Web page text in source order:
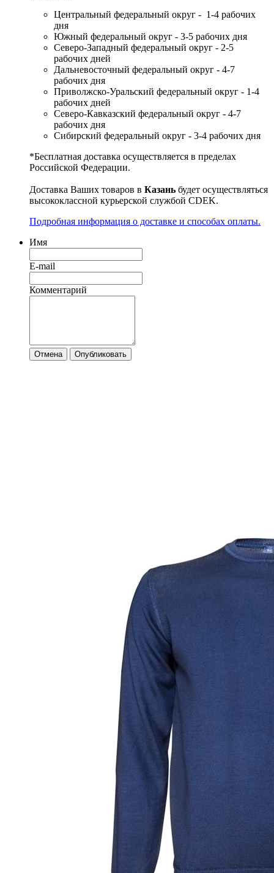
Центральный федеральный округ - 1-4 рабочих
дня
Южный федеральный округ - 3-5 рабочих дня
Северо-Западный федеральный округ - 2-5
рабочих дней
Дальневосточный федеральный округ - 4-7
рабочих дня
Приволжско-Уральский федеральный округ - 1-4
рабочих дней
Северо-Кавказский федеральный округ - 4-7
рабочих дня
Сибирский федеральный округ - 3-4 рабочих дня
*Бесплатная доставка осуществляется в пределах
Российской Федерации.
Доставка Ваших товаров в Казань будет осуществляться
высококлассной курьерской службой CDEK.
Подробная информация о доставке и способах оплаты.
Имя
E-mail
Комментарий
Отмена Опубликовать